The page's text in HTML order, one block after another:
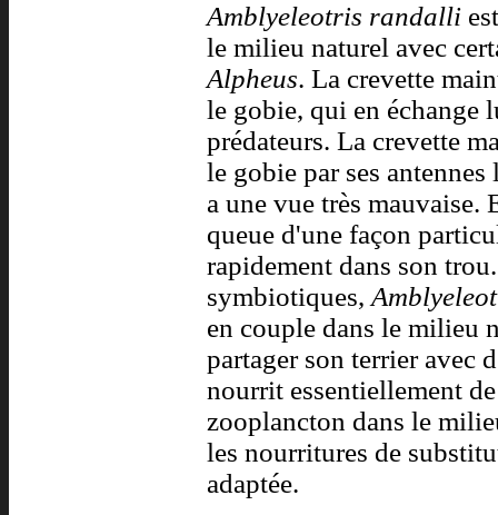
Amblyeleotris randalli
le milieu naturel avec
Alpheus. La crevette
le gobie, qui en échange
prédateurs. La crevette
le gobie par ses
a une vue très mauvaise.
queue d'une façon
rapidement dans son
symbiotiques,
en couple dans le milieu
partager son terrier avec
nourrit essentiellement
zooplancton dans le
les nourritures de
adaptée.